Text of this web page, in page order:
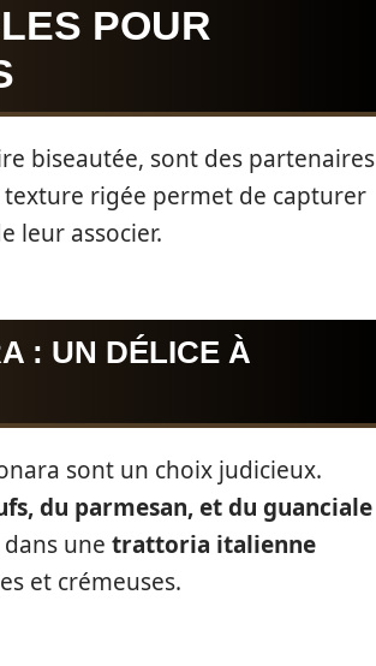
POUR
biseautée, sont des partenaires
texture rigée permet de capturer
leur associer.
: UN DÉLICE À
sont un choix judicieux.
du parmesan, et du guanciale
une trattoria italienne
et crémeuses.